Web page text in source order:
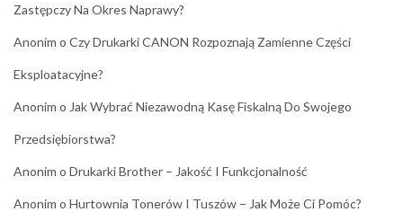
Zastępczy Na Okres Naprawy?
Anonim o Czy Drukarki CANON Rozpoznają Zamienne Części
Eksploatacyjne?
Anonim o Jak Wybrać Niezawodną Kasę Fiskalną Do Swojego
Przedsiębiorstwa?
Anonim o Drukarki Brother – Jakość I Funkcjonalność
Anonim o Hurtownia Tonerów I Tuszów – Jak Może Ci Pomóc?